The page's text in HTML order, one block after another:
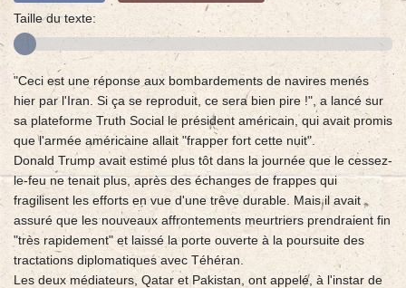
Taille du texte:
"Ceci est une réponse aux bombardements de navires menés
hier par l'Iran. Si ça se reproduit, ce sera bien pire !", a lancé sur
sa plateforme Truth Social le président américain, qui avait promis
que l'armée américaine allait "frapper fort cette nuit".
Donald Trump avait estimé plus tôt dans la journée que le cessez-
le-feu ne tenait plus, après des échanges de frappes qui
fragilisent les efforts en vue d'une trêve durable. Mais il avait
assuré que les nouveaux affrontements meurtriers prendraient fin
"très rapidement" et laissé la porte ouverte à la poursuite des
tractations diplomatiques avec Téhéran.
Les deux médiateurs, Qatar et Pakistan, ont appelé, à l'instar de